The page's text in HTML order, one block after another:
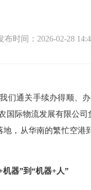
布时间：2026-02-28
通关手续办得顺、办
国际物流发展有限公
，从华南的繁忙空港
器”到“机器+人”